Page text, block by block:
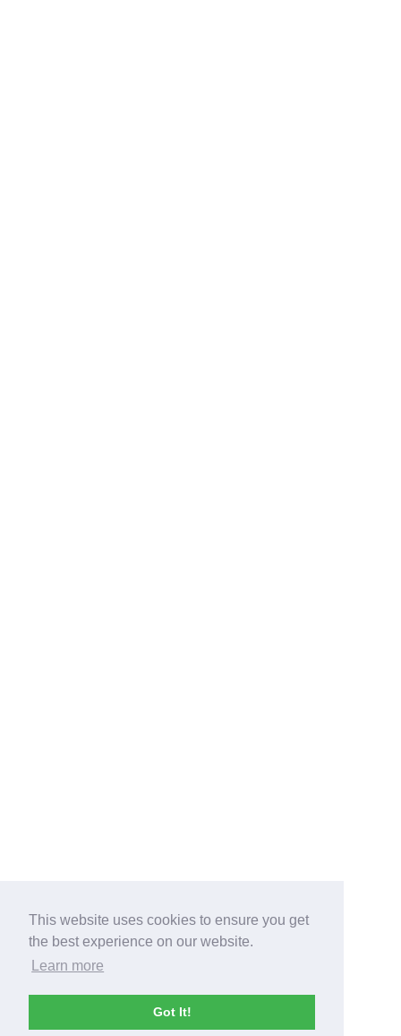
This website uses cookies to ensure you get
the best experience on our website.
Learn more
Got It!